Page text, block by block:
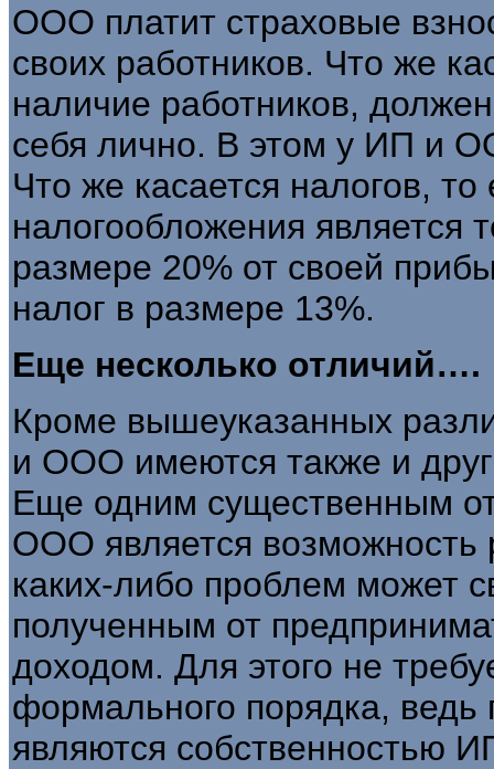
ООО платит страховые
своих работников. Что же
наличие работников,
себя лично. В этом у ИП и
Что же касается налогов,
налогообложения является
размере 20% от своей
налог в размере 13%.
Еще несколько отличий….
Кроме вышеуказанных
и ООО имеются также и
Еще одним существенным
ООО является
каких-либо проблем может
полученным от
доходом. Для этого не
формального порядка, ведь
являются собственностью